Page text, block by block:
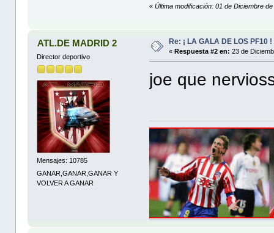
«Última modificación: 01 de Diciembre
ATL.DE MADRID 2
Director deportivo
Mensajes: 10785
GANAR,GANAR,GANAR Y
VOLVER A GANAR
Re: ¡ LA GALA DE LOS PF10 !
«Respuesta #2 en: 23 de
joe que